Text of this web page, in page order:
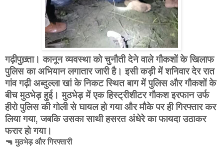
गढ़ीपुख़्ता। कानून व्यवस्था को चुनौती देने वाले गौकशों के खिलाफ
पुलिस का अभियान लगातार जारी है। इसी कड़ी में शनिवार देर रात
गांव गढ़ी अब्दुल्ला खां के निकट स्थित बाग में पुलिस और गौकशों के
बीच मुठभेड़हुई। मुठभेड़ में एकहिस्ट्रीशीटर गौकश इरफान उर्फ
हीरोपुलिस की गोली से घायल हो गया और मौके पर ही गिरफ्तार कर
लिया गया, जबकि उसका साथीहसरत अंधेरे का फायदा उठाकर
फरार हो गया।
🔫 मुठभेड़ और गिरफ्तारी